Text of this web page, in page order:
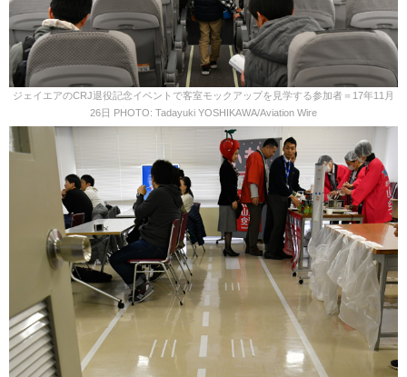
ジェイエアのCRJ退役記念イベントで客室モックアップを見学する参加者＝17年11月
26日 PHOTO: Tadayuki YOSHIKAWA/Aviation Wire